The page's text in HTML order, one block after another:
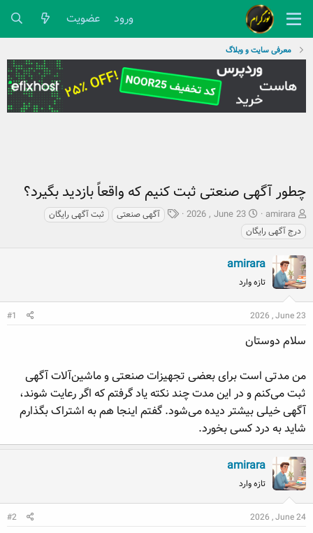
ورود عضویت
معرفی سایت و وبلاگ
چطور آگهی صنعتی ثبت کنیم که واقعاً بازدید بگیرد؟
ش
ر
و
ع
ک
ن
ن
د
م
و
ع
amirara
ت
ا
ر
ی
خ
ش
2026 , June 23
ب آگهی صنعتی
ثبت آگهی رایگان
درج آگهی رایگان
amirara
تازه وارد
2026 , June 23
#1
سلام دوستان
من مدتی است برای بعضی تجهیزات صنعتی و ماشین‌آلات آگهی
ثبت می‌کنم و در این مدت چند نکته یاد گرفتم که اگر رعایت شوند،
آگهی خیلی بیشتر دیده می‌شود. گفتم اینجا هم به اشتراک بگذارم
شاید به درد کسی بخورد.
amirara
تازه وارد
2026 , June 24
#2